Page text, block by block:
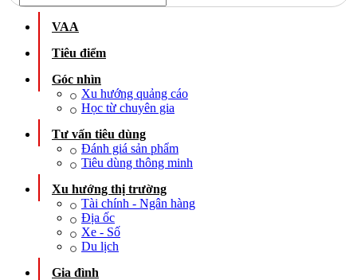
VAA
Tiêu điểm
Góc nhìn
Xu hướng quảng cáo
Học từ chuyên gia
Tư vấn tiêu dùng
Đánh giá sản phẩm
Tiêu dùng thông minh
Xu hướng thị trường
Tài chính - Ngân hàng
Địa ốc
Xe - Số
Du lịch
Gia đình